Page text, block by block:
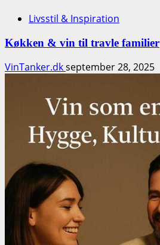
Livsstil & Inspiration
Køkken & vin til travle familier
VinTanker.dkseptember 28, 2025